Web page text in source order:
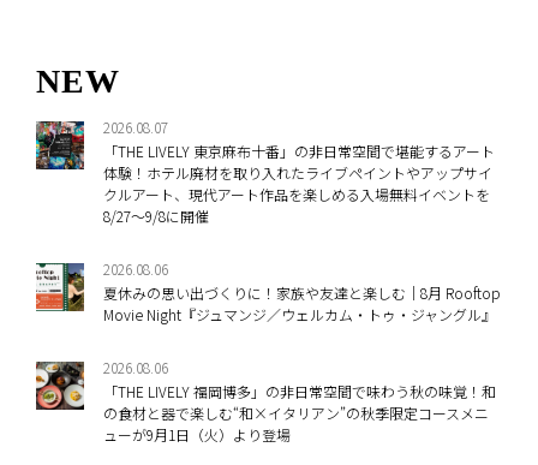
NEW
2026.08.07
「THE LIVELY 東京麻布十番」の非日常空間で堪能するアート
体験！ホテル廃材を取り入れたライブペイントやアップサイ
クルアート、現代アート作品を楽しめる入場無料イベントを
8/27～9/8に開催
2026.08.06
夏休みの思い出づくりに！家族や友達と楽しむ｜8月 Rooftop
Movie Night『ジュマンジ／ウェルカム・トゥ・ジャングル』
2026.08.06
「THE LIVELY 福岡博多」の非日常空間で味わう秋の味覚！和
の食材と器で楽しむ“和×イタリアン”の秋季限定コースメニ
ューが9月1日（火）より登場